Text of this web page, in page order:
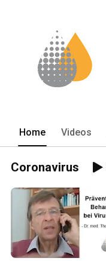
Home Videos
Coronavirus